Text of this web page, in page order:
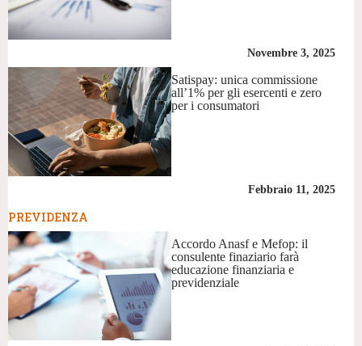
Novembre 3, 2025
Satispay: unica commissione
all’1% per gli esercenti e zero
per i consumatori
Febbraio 11, 2025
PREVIDENZA
Accordo Anasf e Mefop: il
consulente finaziario farà
educazione finanziaria e
previdenziale